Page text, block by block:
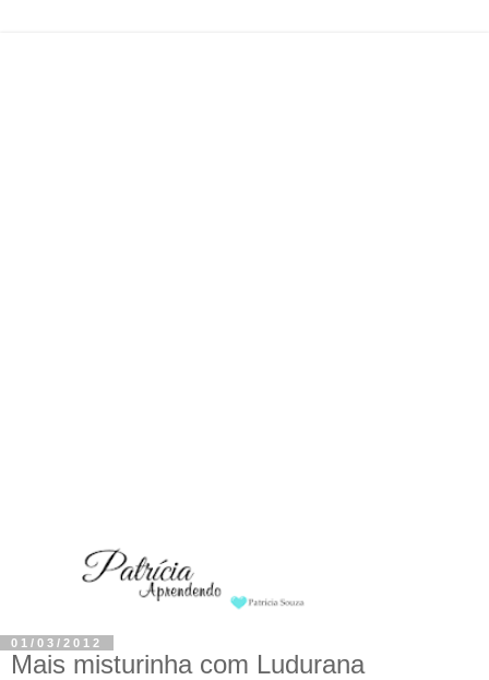
01/03/2012
Mais misturinha com Ludurana